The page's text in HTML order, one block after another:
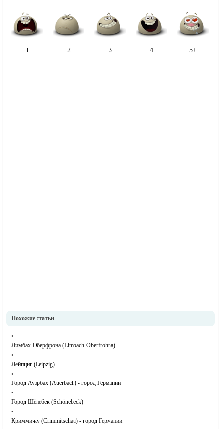
1 2 3 4 5+
Похожие статьи
•
Лимбах-Оберфрона (Limbach-Oberfrohna)
•
Лейпциг (Leipzig)
•
Город Ауэрбах (Auerbach) - город Германии
•
Город Шёнебек (Schönebeck)
•
Криммичау (Crimmitschau) - город Германии